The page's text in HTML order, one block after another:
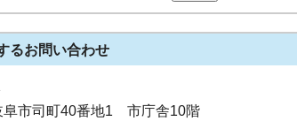
るお問い合わせ
市司町40番地1 市庁舎10階